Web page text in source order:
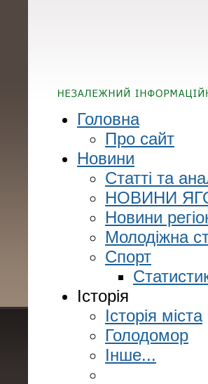
Головна
Про сайт
Новини
Статті та
НОВИНИ
Новини
Молодіжна
Спорт
Історія
Історія міста
Голодомор
Інше...